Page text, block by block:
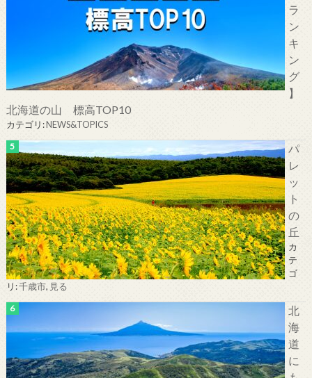
ラ
ン
キ
ン
グ
】
北海道の山 標高TOP10
カテゴリ:NEWS&TOPICS
パ
レ
ッ
ト
の
丘
カ
テ
ゴ
リ:千歳市, 見る
北
海
道
に